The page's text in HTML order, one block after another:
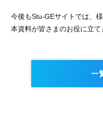
今後もStu-GEサイトでは、
本資料が皆さまのお役に立て
一